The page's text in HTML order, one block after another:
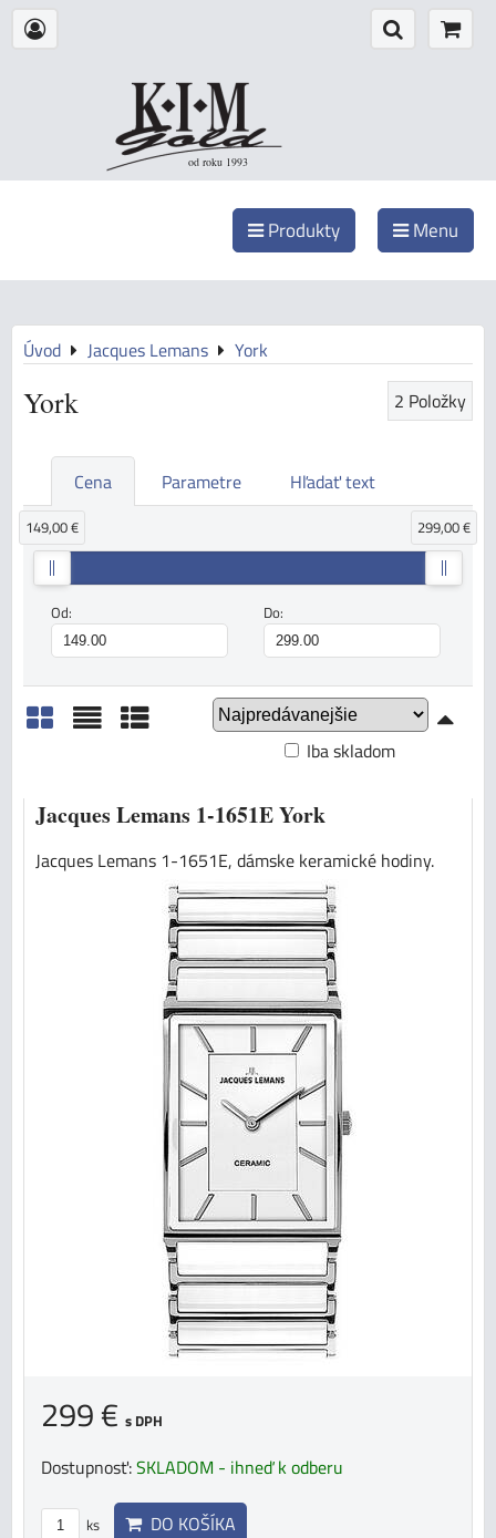
od roku 1993
Produkty Menu
Úvod Jacques Lemans York
York 2 Položky
Cena Parametre Hľadať text
Od: Do:
149,00 € 299,00 €
Iba skladom
Jacques Lemans 1-1651E York
Jacques Lemans 1-1651E, dámske keramické hodiny.
299 € s DPH
Dostupnosť:SKLADOM - ihneď k odberu
ks DO KOŠÍKA